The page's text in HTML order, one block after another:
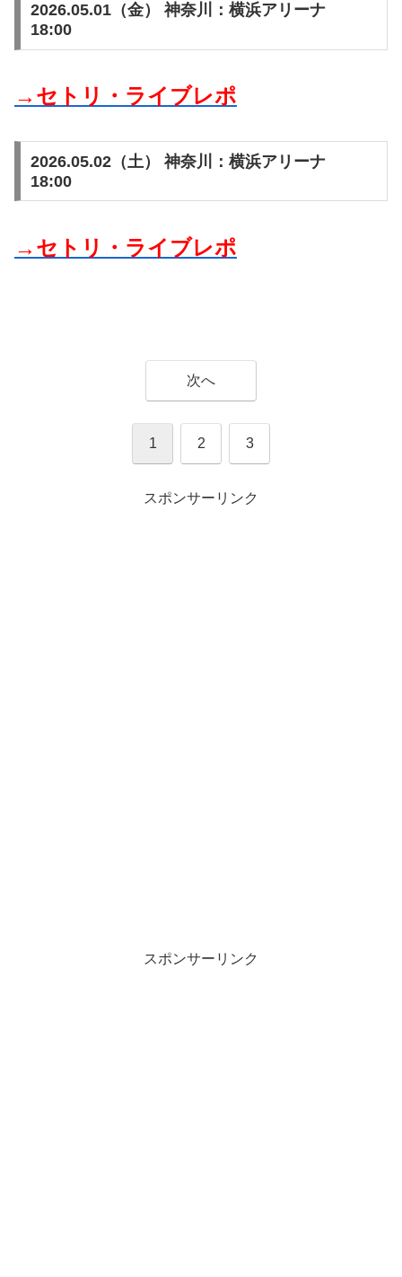
2026.05.01（金） 神奈川：横浜アリーナ
18:00
→セトリ・ライブレポ
2026.05.02（土） 神奈川：横浜アリーナ
18:00
→セトリ・ライブレポ
次へ
1 2 3
スポンサーリンク
スポンサーリンク